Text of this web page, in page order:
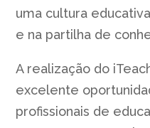
uma cultura
e na partilha de
A realização do
excelente
profissionais de